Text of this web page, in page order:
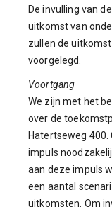
De invulling van
uitkomst van
zullen de
voorgelegd.
Voortgang
We zijn met het
over de
Hatertseweg 400.
impuls
aan deze impuls
een aantal
uitkomsten. Om